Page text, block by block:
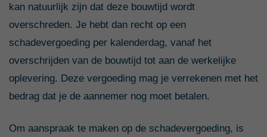
kan natuurlijk zijn dat deze bouwtijd wordt
overschreden. Je hebt dan recht op een
schadevergoeding per kalenderdag, vanaf het
overschrijden van de bouwtijd tot aan de werkelijke
oplevering. Deze vergoeding mag je verrekenen met het
bedrag dat je de aannemer nog moet betalen.
Om aanspraak te maken op de schadevergoeding, is